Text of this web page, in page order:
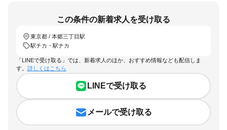
この条件の新着求人を受け取る
東京都 / 本郷三丁目駅
駅チカ・駅ナカ
「LINEで受け取る」では、新着求人のほか、おすすめ情報なども配信しま
す。 詳しくはこちら
LINEで受け取る
メールで受け取る